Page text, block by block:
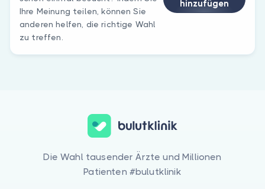
Ihre Meinung teilen, können Sie
anderen helfen, die richtige Wahl
zu treffen.
hinzufügen
Die Wahl tausender Ärzte und Millionen
Patienten #bulutklinik